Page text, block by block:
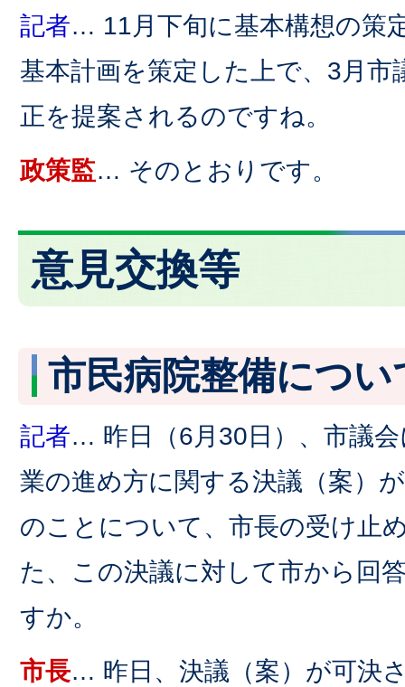
記者… 11月下旬に基本構想の策
基本計画を策定した上で、3月市
正を提案されるのですね。
政策監… そのとおりです。
意見交換等
市民病院整備につい
記者… 昨日（6月30日）、市議
業の進め方に関する決議（案）
のことについて、市長の受け止
た、この決議に対して市から回
すか。
市長… 昨日、決議（案）が可決